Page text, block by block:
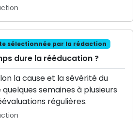
sélectionnée par la rédaction
dure la rééducation ?
la cause et la sévérité du
semaines à plusieurs
régulières.